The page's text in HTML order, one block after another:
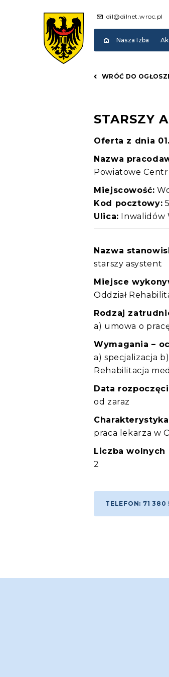
dil@dilnet.wroc.pl
Nasza Izba
WRÓĆ DO
STARSZY
Oferta z dnia
Nazwa
Powiatowe
Miejscowość:
Kod pocztowy:
Ulica: Inwalidów
Nazwa
starszy asystent
Miejsce
Oddział
Rodzaj
a) umowa o
Wymagania –
a) specjalizacja
Rehabilitacja
Data
od zaraz
praca lekarza w
Liczba
2
TELEFON: 71 380